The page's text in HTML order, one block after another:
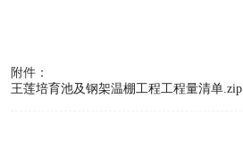
附件：
王莲培育池及钢架温棚工程工程量清单.zip